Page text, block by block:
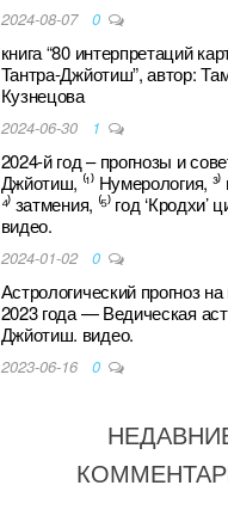
2024-08-07 0
книга “80 интерпретаций
Тантра-Джйотиш”, автор:
Кузнецова
2024-06-30 1
2024-й год – прогнозы и
Джйотиш, ⁽¹⁾ Нумерология,
⁴⁾ затмения, ⁽⁵⁾ год
видео.
2024-01-02 0
Астрологический прогноз
2023 года — Ведическая
Джйотиш. видео.
2023-06-16 0